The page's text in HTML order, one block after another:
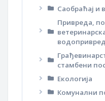
Саобраћај и
Привреда,
стамбени
Екологија
Комунални